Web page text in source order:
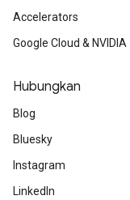
Accelerators
Google Cloud & NVIDIA
Hubungkan
Blog
Bluesky
Instagram
LinkedIn